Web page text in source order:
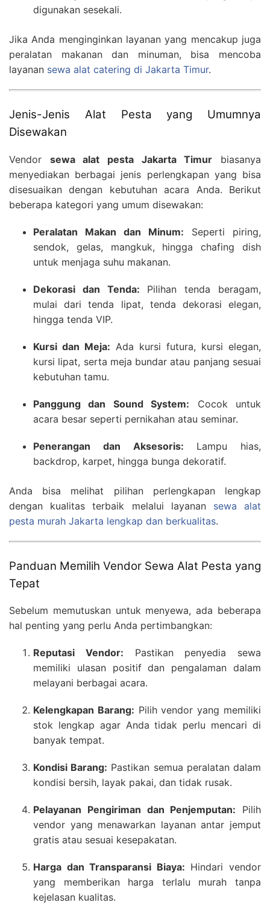
digunakan sesekali.
Jika Anda menginginkan layanan yang mencakup juga
peralatan makanan dan minuman, bisa mencoba
layanan sewa alat catering di Jakarta Timur.
Jenis-Jenis Alat Pesta yang Umumnya
Disewakan
Vendor sewa alat pesta Jakarta Timur biasanya
menyediakan berbagai jenis perlengkapan yang bisa
disesuaikan dengan kebutuhan acara Anda. Berikut
beberapa kategori yang umum disewakan:
Peralatan Makan dan Minum: Seperti piring,
sendok, gelas, mangkuk, hingga chafing dish
untuk menjaga suhu makanan.
Dekorasi dan Tenda: Pilihan tenda beragam,
mulai dari tenda lipat, tenda dekorasi elegan,
hingga tenda VIP.
Kursi dan Meja: Ada kursi futura, kursi elegan,
kursi lipat, serta meja bundar atau panjang sesuai
kebutuhan tamu.
Panggung dan Sound System: Cocok untuk
acara besar seperti pernikahan atau seminar.
Penerangan dan Aksesoris: Lampu hias,
backdrop, karpet, hingga bunga dekoratif.
Anda bisa melihat pilihan perlengkapan lengkap
dengan kualitas terbaik melalui layanan sewa alat
pesta murah Jakarta lengkap dan berkualitas.
Panduan Memilih Vendor Sewa Alat Pesta yang
Tepat
Sebelum memutuskan untuk menyewa, ada beberapa
hal penting yang perlu Anda pertimbangkan:
Reputasi Vendor: Pastikan penyedia sewa
memiliki ulasan positif dan pengalaman dalam
melayani berbagai acara.
Kelengkapan Barang: Pilih vendor yang memiliki
stok lengkap agar Anda tidak perlu mencari di
banyak tempat.
Kondisi Barang: Pastikan semua peralatan dalam
kondisi bersih, layak pakai, dan tidak rusak.
Pelayanan Pengiriman dan Penjemputan: Pilih
vendor yang menawarkan layanan antar jemput
gratis atau sesuai kesepakatan.
Harga dan Transparansi Biaya: Hindari vendor
yang memberikan harga terlalu murah tanpa
kejelasan kualitas.